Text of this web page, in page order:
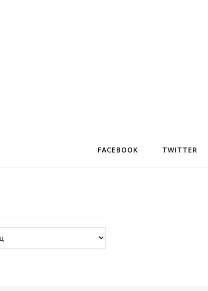
FACEBOOK TWITTER